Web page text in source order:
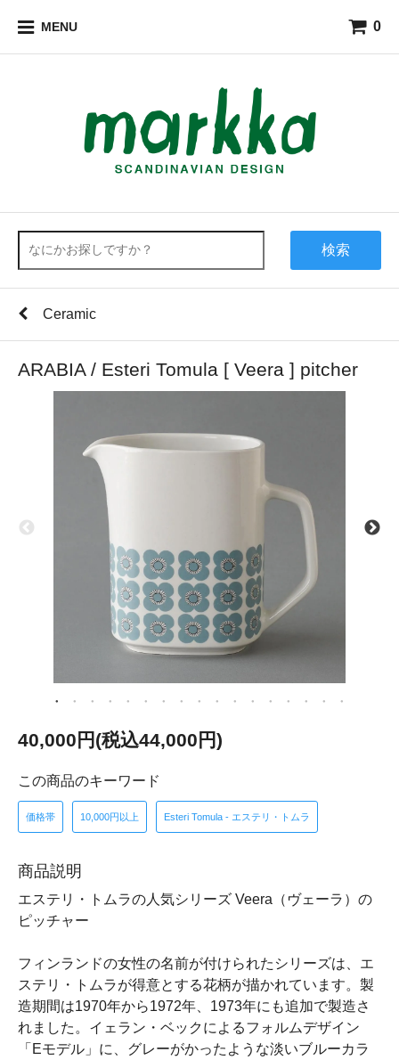
MENU 0
検索
Ceramic
ARABIA / Esteri Tomula [ Veera ] pitcher
40,000円(税込44,000円)
この商品のキーワード
価格帯 10,000円以上 Esteri Tomula - エステリ・トムラ
商品説明
エステリ・トムラの人気シリーズ Veera（ヴェーラ）の
ピッチャー
フィンランドの女性の名前が付けられたシリーズは、エ
ステリ・トムラが得意とする花柄が描かれています。製
造期間は1970年から1972年、1973年にも追加で製造さ
れました。イェラン・ベックによるフォルムデザイン
「Eモデル」に、グレーがかったような淡いブルーカラ